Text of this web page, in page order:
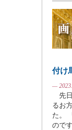
付け
—
先日
るお
た。
ので